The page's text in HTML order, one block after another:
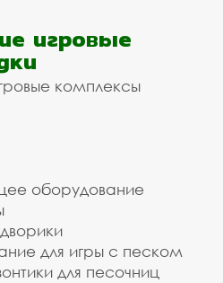
игровые
комплексы
оборудование
для игры с песком
для песочниц